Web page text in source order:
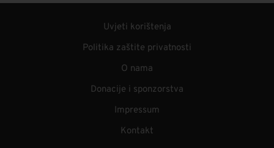
Uvjeti korištenja
Politika zaštite privatnosti
O nama
Donacije i sponzorstva
Impressum
Kontakt